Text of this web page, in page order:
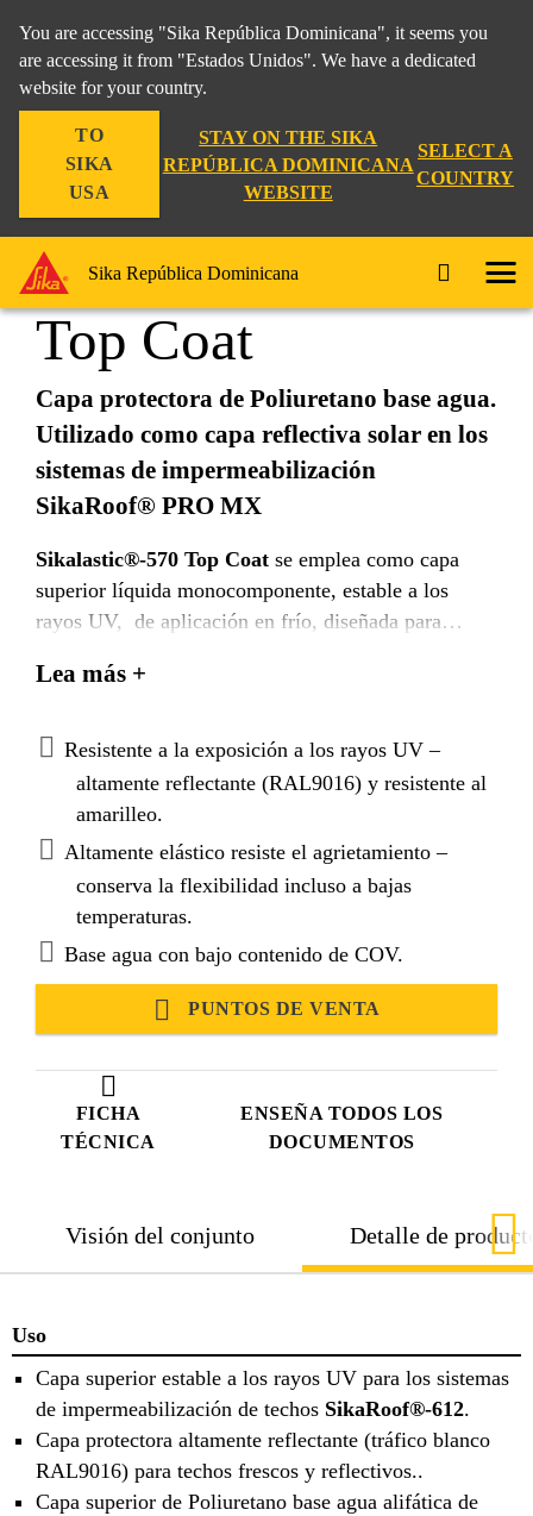
You are accessing "Sika República Dominicana", it seems you
are accessing it from "Estados Unidos". We have a dedicated
website for your country.
TO
SIKA
USA
STAY ON THE SIKA
REPÚBLICA DOMINICANA
WEBSITE
SELECT A
COUNTRY
Sika República Dominicana
FICHA
TÉCNICA
ENSEÑA TODOS LOS
DOCUMENTOS
Sikalastic®-570
Top Coat
Capa protectora de Poliuretano base agua.
Utilizado como capa reflectiva solar en los
sistemas de impermeabilización
SikaRoof® PRO MX
Sikalastic®-570 Top Coat se emplea como capa
superior líquida monocomponente, estable a los
rayos UV, de aplicación en frío, diseñada para
estable altamente reflectante para los sistemas de
MX.
Lea más +
Resistente a la exposición a los rayos UV –
altamente reflectante (RAL9016) y resistente al
amarilleo.
Altamente elástico resiste el agrietamiento –
conserva la flexibilidad incluso a bajas
temperaturas.
Base agua con bajo contenido de COV.
PUNTOS DE VENTA
Visión del conjunto Detalle de
Uso
Capa superior estable a los rayos UV para los sistemas
de impermeabilización de techos SikaRoof®-612.
Capa protectora altamente reflectante (tráfico blanco
RAL9016) para techos frescos y reflectivos..
Capa superior de Poliuretano base agua alifática de